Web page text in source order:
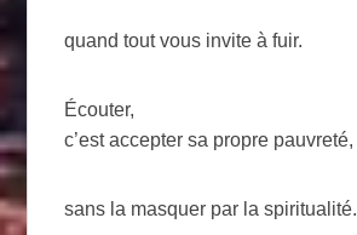
quand tout vous invite à fuir.
Écouter,
c’est accepter sa propre pauvreté,
sans la masquer par la spiritualité.